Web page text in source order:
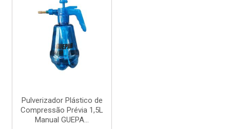
Pulverizador Plástico de
Compressão Prévia 1,5L
Manual GUEPA...